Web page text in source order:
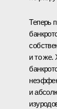
Теперь
и то же.
и